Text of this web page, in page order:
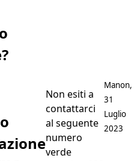
Non esiti a
contattarci
al seguente
numero
verde
Postato
Manon,
31
Luglio
2023